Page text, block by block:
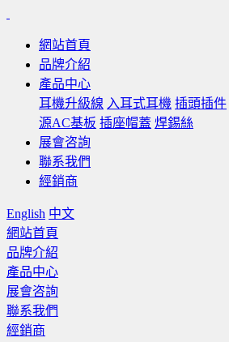
網站首頁
品牌介紹
產品中心
耳機升級線 入耳式耳機 插頭插件
源AC基板 插座帽蓋 焊錫絲
展會咨詢
聯系我們
經銷商
English 中文
網站首頁
品牌介紹
產品中心
展會咨詢
聯系我們
經銷商